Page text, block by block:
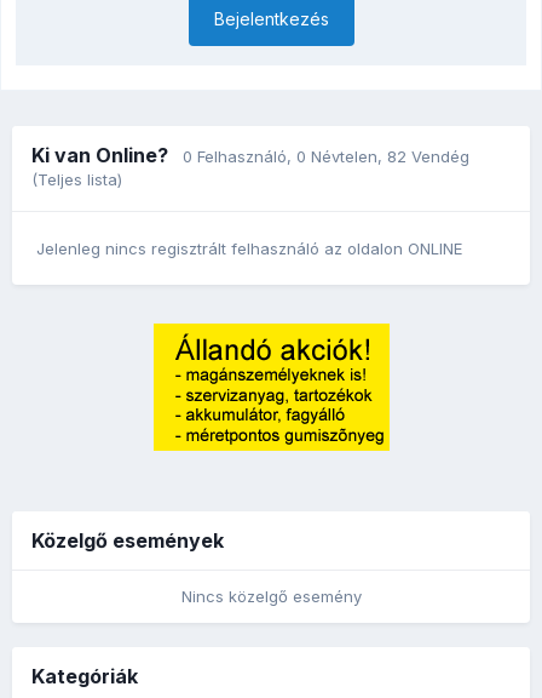
Bejelentkezés
Ki van Online? 0 Felhasználó, 0 Névtelen, 82 Vendég
(Teljes lista)
Jelenleg nincs regisztrált felhasználó az oldalon ONLINE
Közelgő események
Nincs közelgő esemény
Kategóriák